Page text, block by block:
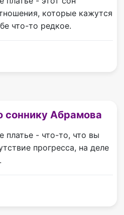
которые кажутся
что-то редкое.
соннику Абрамова
платье - что-то, что вы
прогресса, на деле